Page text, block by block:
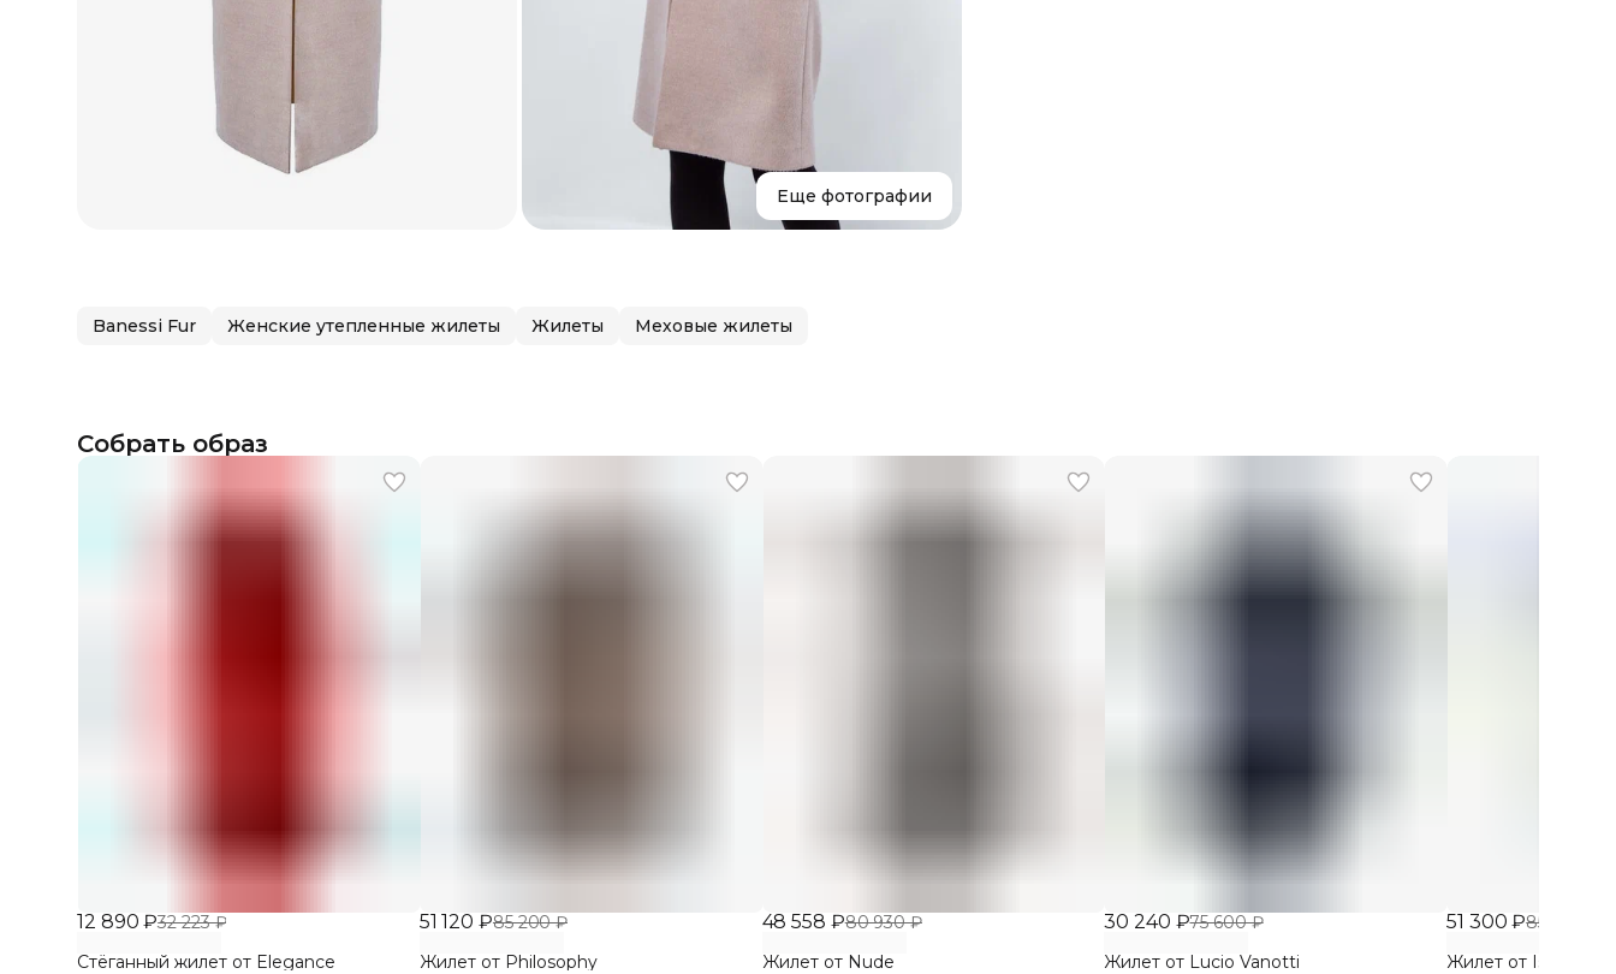
Еще фотографии
Banessi Fur Женские утепленные жилеты Жилеты Меховые жилеты
Собрать образ
12 890 ₽32 223 ₽
Стёганный жилет от Elegance
51 120 ₽85 200 ₽
Жилет от Philosophy
48 558 ₽80 930 ₽
Жилет от Nude
30 240 ₽75 600 ₽
Жилет от Lucio Vanotti
51 300 ₽85 500 ₽
Жилет от Isola